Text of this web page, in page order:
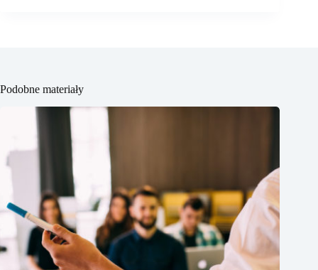
Podobne materiały